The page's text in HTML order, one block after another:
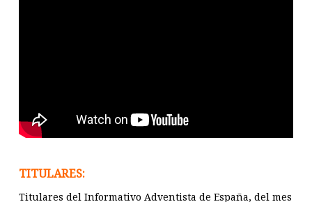
TITULARES:
Titulares del Informativo Adventista de España, del mes